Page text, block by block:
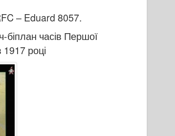
– Eduard 8057.
часів Першої
році